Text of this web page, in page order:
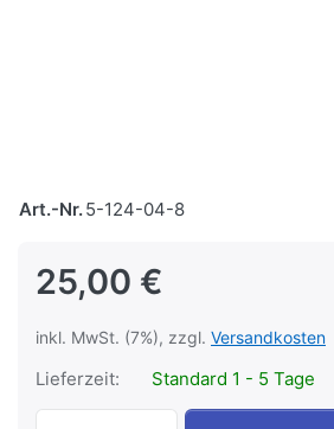
Art.-Nr.5-124-04-8
25,00 €
inkl. MwSt. (7%), zzgl. Versandkosten
Lieferzeit: Standard 1 - 5 Tage
Úzkokolejky z